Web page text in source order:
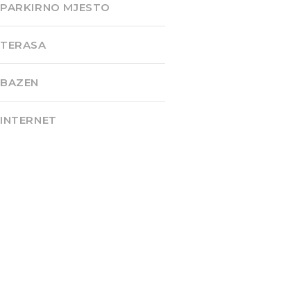
PARKIRNO MJESTO
TERASA
BAZEN
INTERNET